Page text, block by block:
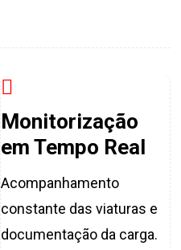
Monitorização
em Tempo Real
Acompanhamento
constante das viaturas e
documentação da carga.